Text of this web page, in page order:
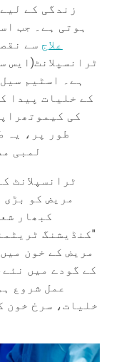
زندگی کے
ہوتی ہے۔ جب
علاج سے
ٹرانسپلانٹ(ایس
ہے۔ اسٹیم
کے خلیات پیدا
کی
طور پر، یہ
لمبی
ٹرانسپلانٹ
مریض کو
کبھار
"کنڈیشنگ
مریض کے خون
کے گودے میں
عمل شروع
خلیات، سرخ خون